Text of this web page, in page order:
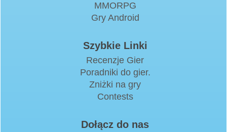
MMORPG
Gry Android
Szybkie Linki
Recenzje Gier
Poradniki do gier.
Zniżki na gry
Contests
Dołącz do nas